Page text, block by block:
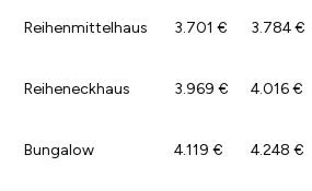
Reihenmittelhaus 3.701 € 3.784 €
Reiheneckhaus 3.969 € 4.016 €
Bungalow 4.119 € 4.248 €